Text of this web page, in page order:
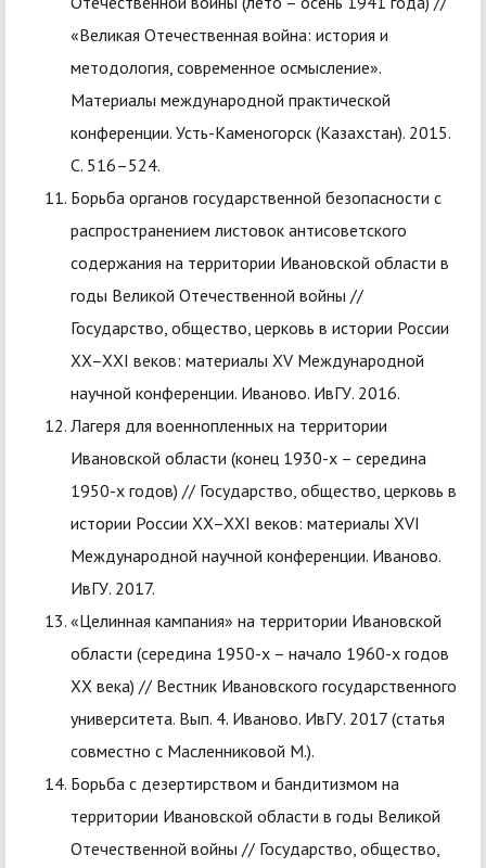
«Великая Отечественная война: история и
методология, современное осмысление».
Материалы международной практической
конференции. Усть-Каменогорск (Казахстан). 2015.
С. 516–524.
Борьба органов государственной безопасности с
распространением листовок антисоветского
содержания на территории Ивановской области в
годы Великой Отечественной войны //
Государство, общество, церковь в истории России
XX–XXI веков: материалы XV Международной
научной конференции. Иваново. ИвГУ. 2016.
Лагеря для военнопленных на территории
Ивановской области (конец 1930-х – середина
1950-х годов) // Государство, общество, церковь в
истории России XX–XXI веков: материалы XVI
Международной научной конференции. Иваново.
ИвГУ. 2017.
«Целинная кампания» на территории Ивановской
области (середина 1950-х – начало 1960-х годов
XX века) // Вестник Ивановского государственного
университета. Вып. 4. Иваново. ИвГУ. 2017 (статья
совместно с Масленниковой М.).
Борьба с дезертирством и бандитизмом на
территории Ивановской области в годы Великой
Отечественной войны // Государство, общество,